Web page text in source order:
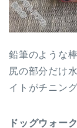
鉛筆のような
尻の部分だけ
イトがチニン
ドッグウォー